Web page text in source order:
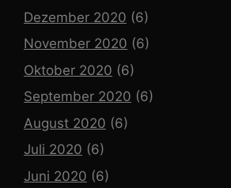
Dezember 2020 (6)
November 2020 (6)
Oktober 2020 (6)
September 2020 (6)
August 2020 (6)
Juli 2020 (6)
Juni 2020 (6)